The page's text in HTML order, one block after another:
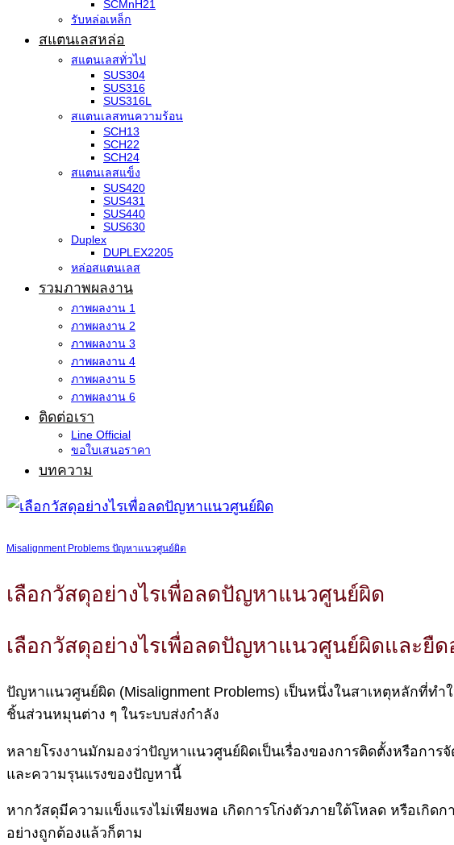
SCMnH21
รับหล่อเหล็ก
สแตนเลสหล่อ
สแตนเลสทั่วไป
SUS304
SUS316
SUS316L
สแตนเลสทนความร้อน
SCH13
SCH22
SCH24
สแตนเลสแข็ง
SUS420
SUS431
SUS440
SUS630
Duplex
DUPLEX2205
หล่อสแตนเลส
รวมภาพผลงาน
ภาพผลงาน 1
ภาพผลงาน 2
ภาพผลงาน 3
ภาพผลงาน 4
ภาพผลงาน 5
ภาพผลงาน 6
ติดต่อเรา
Line Official
ขอใบเสนอราคา
บทความ
Misalignment Problems ปัญหาแนวศูนย์ผิด
เลือกวัสดุอย่างไรเพื่อลดปัญหาแนวศูนย์ผิด
เลือกวัสดุอย่างไรเพื่อลดปัญหาแนวศูนย์ผิดและยืด
ปัญหาแนวศูนย์ผิด (Misalignment Problems) เป็นหนึ่งในสาเหตุหลักที่ทำ
ชิ้นส่วนหมุนต่าง ๆ ในระบบส่งกำลัง
หลายโรงงานมักมองว่าปัญหาแนวศูนย์ผิดเป็นเรื่องของการติดตั้งหรือการ
และความรุนแรงของปัญหานี้
หากวัสดุมีความแข็งแรงไม่เพียงพอ เกิดการโก่งตัวภายใต้โหลด หรือเกิด
อย่างถูกต้องแล้วก็ตาม